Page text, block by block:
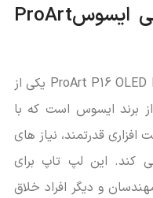
ProArt
لپ تاپ 16 اینچی ایسوس ProArt P16 OLED H7606WI یکی از
بهترین محصولات خانواده ProArt از برند ایسوس است که با
قدرتمند، نیاز های
می ‌کند. این لپ تاپ برای
و دیگر افراد خلاق